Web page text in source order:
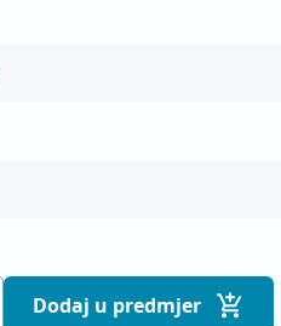
Dodaj u predmjer